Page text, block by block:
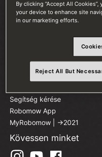
Termékek
RKS széria
Robomow tulajdonos
Segítség kérése
Robomow App
MyRobomow | ->2021
Kövessen minket
By clicking “Accept All
your device to enhance site
in our marketing efforts.
Reject All But